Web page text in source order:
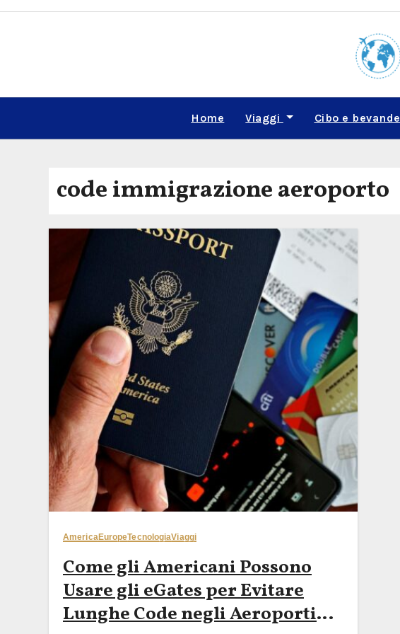
Skip
Home Viaggi Cibo e bevande
code immigrazione aeroporto
AmericaEuropeTecnologiaViaggi
Come gli Americani Possono
Usare gli eGates per Evitare
Lunghe Code negli Aeroporti